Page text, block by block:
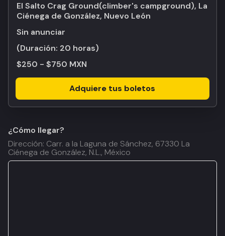
El Salto Crag Ground(climber's campground), La
Ciénega de González, Nuevo León
Sin anunciar
(Duración: 20 horas)
$250 - $750 MXN
Adquiere tus boletos
¿Cómo llegar?
Dirección: Carr. a la Laguna de Sánchez, 67330 La
Ciénega de González, N.L., México